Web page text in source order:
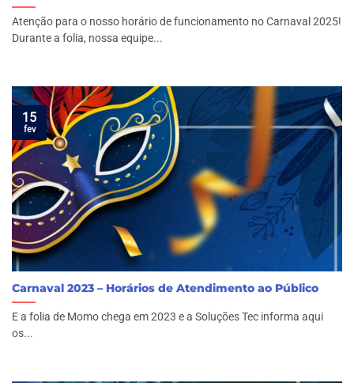
Atenção para o nosso horário de funcionamento no Carnaval 2025!
Durante a folia, nossa equipe...
Carnaval 2023 – Horários de Atendimento ao Público
E a folia de Momo chega em 2023 e a Soluções Tec informa aqui
os...
15
fev